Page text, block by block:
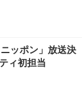
ッポン」放送決
ィ初担当